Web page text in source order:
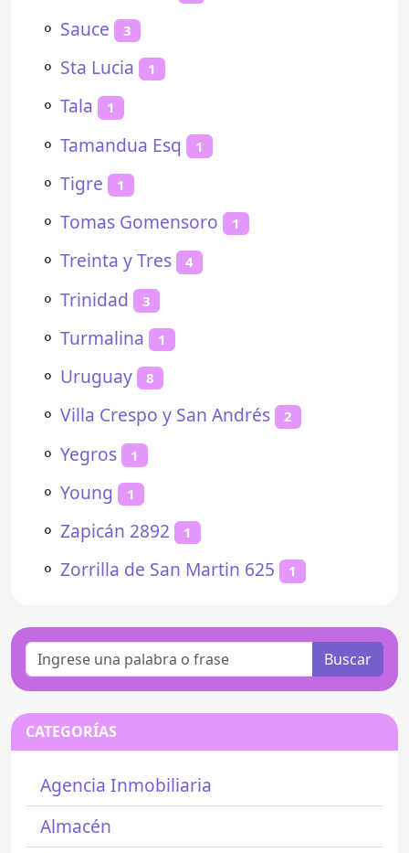
⚬ Sauce 3
⚬ Sta Lucia 1
⚬ Tala 1
⚬ Tamandua Esq 1
⚬ Tigre 1
⚬ Tomas Gomensoro 1
⚬ Treinta y Tres 4
⚬ Trinidad 3
⚬ Turmalina 1
⚬ Uruguay 8
⚬ Villa Crespo y San Andrés 2
⚬ Yegros 1
⚬ Young 1
⚬ Zapicán 2892 1
⚬ Zorrilla de San Martin 625 1
Buscar
CATEGORÍAS
Agencia Inmobiliaria
Almacén